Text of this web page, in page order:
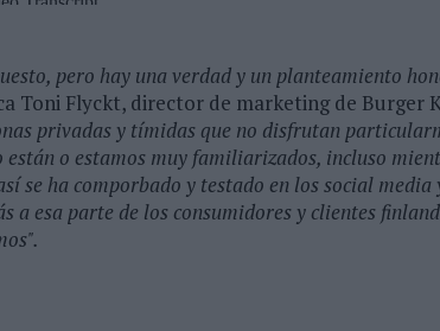
pero hay una verdad y un planteamiento
Toni Flyckt, director de marketing de Burger
privadas y tímidas que no disfrutan
están o estamos muy familiarizados, incluso
se ha comporbado y testado en los social media
a esa parte de los consumidores y clientes